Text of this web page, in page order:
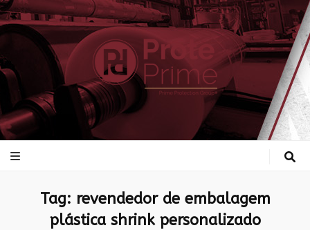
ProtePrime
Blog
Tag: revendedor de embalagem
plástica shrink personalizado